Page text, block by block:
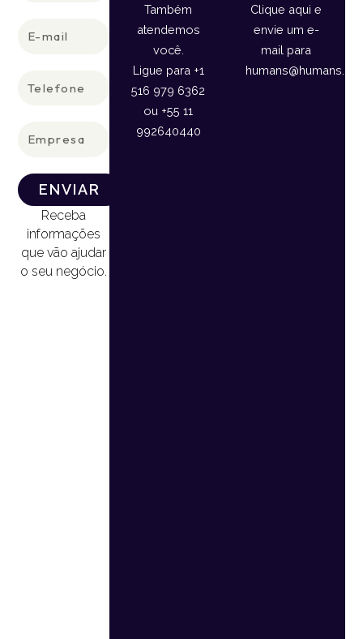
ENVIAR
Receba
informações
que vão ajudar
o seu negócio.
Também
atendemos
você.
Ligue para +1
516 979 6362
ou +55 11
992640440
Clique aqui e
envie um e-
mail para